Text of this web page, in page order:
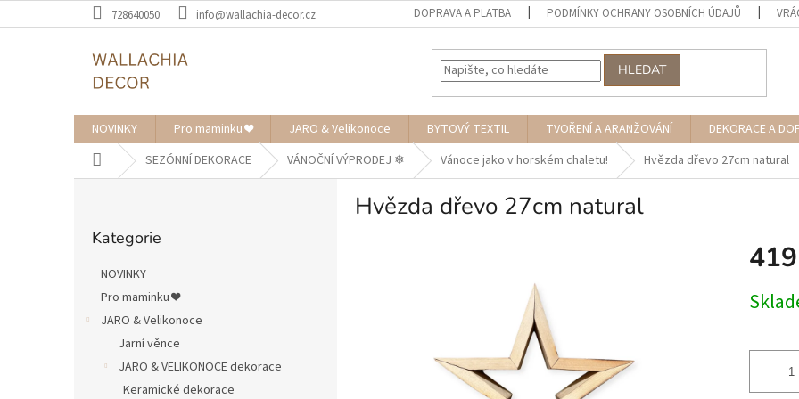
na
728640050 info@wallachia-decor.cz DOPRAVA A PLATBA PODMÍNKY OCHRANY OSOBNÍCH ÚDAJŮ
HLEDAT
NOVINKY Pro maminku ❤️ JARO & Velikonoce BYTOVÝ TEXTIL TVOŘENÍ A ARANŽOVÁNÍ DEKORACE A
Domů SEZÓNNÍ DEKORACE VÁNOČNÍ VÝPRODEJ ❄︎︎ Vánoce jako v horském chaletu! Hvězda dřevo 27cm natural
kategorie
Kategorie
NOVINKY
Pro maminku ❤️
JARO & Velikonoce
Jarní věnce
JARO & VELIKONOCE dekorace
Keramické dekorace
Hvězda dřevo 27cm natural
cena: